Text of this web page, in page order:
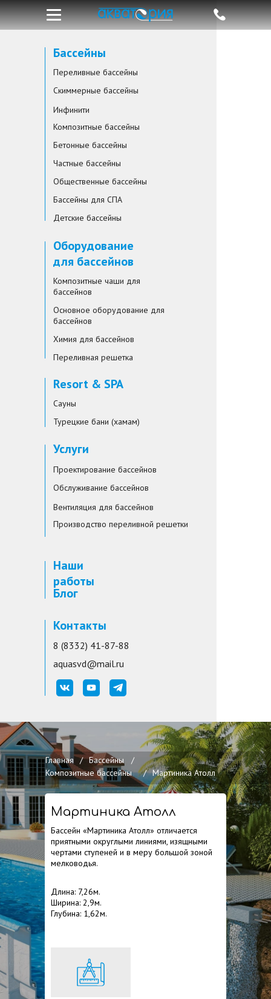
Бассейны
Переливные бассейны
Скиммерные бассейны
Инфинити
Композитные бассейны
Бетонные бассейны
Частные бассейны
Общественные бассейны
Бассейны для СПА
Детские бассейны
Оборудование
для бассейнов
Композитные чаши для
бассейнов
Основное оборудование для
бассейнов
Химия для бассейнов
Переливная решетка
Resort & SPA
Сауны
Турецкие бани (хамам)
Услуги
Проектирование бассейнов
Обслуживание бассейнов
Вентиляция для бассейнов
Производство переливной решетки
Наши
работы
Блог
Контакты
8 (8332) 41-87-88
aquasvd@mail.ru
Главная Бассейны
/
/
Композитные бассейны
Мартиника Атолл
Бассейн «Мартиника Атолл» отличается
приятными округлыми линиями, изящными
чертами ступеней и в меру большой зоной
мелководья.
/ Мартиника Атолл
Длина: 7,26м.
Ширина: 2,9м.
Глубина: 1,62м.